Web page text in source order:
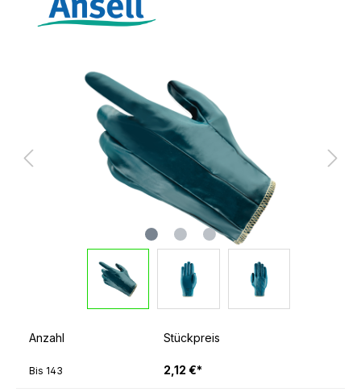
Anzahl Stückpreis
Bis 143 2,12 €*